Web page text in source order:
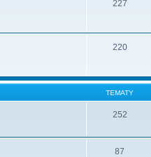
227
220
TEMATY
252
87